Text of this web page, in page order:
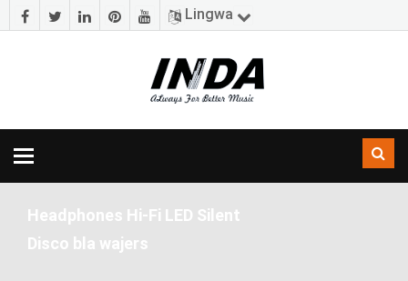
Lingwa
Navigazzjoni
Headphones Hi-Fi LED Silent
Disco bla wajers